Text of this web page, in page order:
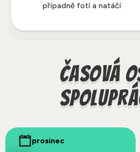
případně fotí a natáčí
Časová
prosinec